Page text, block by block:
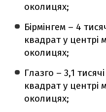
околицях;
Бірмінгем – 4
квадрат у центрі
околицях;
Глазго – 3,1
квадрат у центрі
околицях;